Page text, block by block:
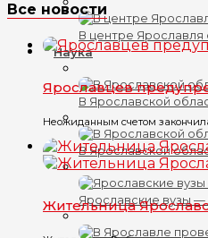
В центре
Наука
В Ярославской
В Ярославской
Ярославские вузы
Все новости
Ярославцев
Неожиданным счетом
Жительница